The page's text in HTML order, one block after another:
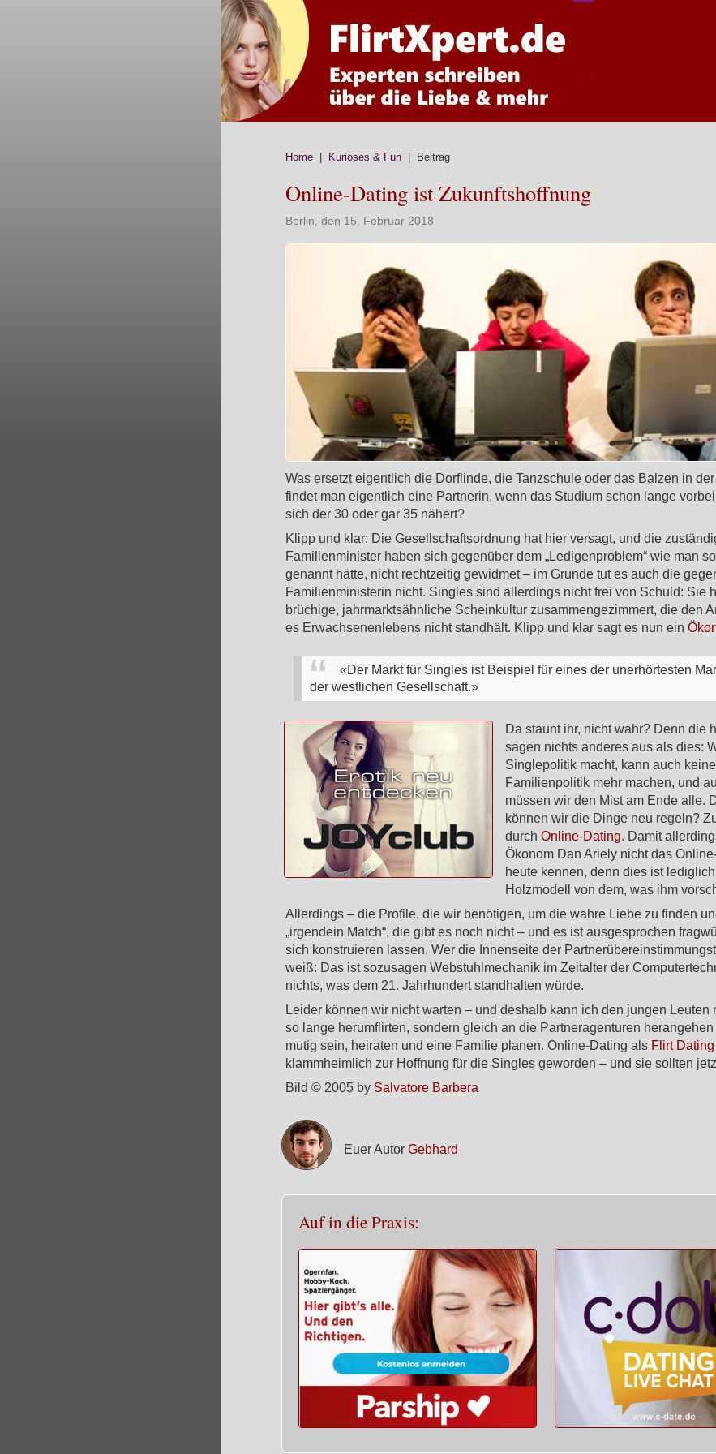
Home Kurioses & Fun | Beitrag
Online-Dating ist Zukunftshoffnung
Berlin, den 15. Februar 2018
Was ersetzt eigentlich die Dorflinde, die Tanzschule oder das Balzen in
findet man eigentlich eine Partnerin, wenn das Studium schon lange
sich der 30 oder gar 35 nähert?
Klipp und klar: Die Gesellschaftsordnung hat hier versagt, und die
Familienminister haben sich gegenüber dem „Ledigenproblem“ wie man
genannt hätte, nicht rechtzeitig gewidmet – im Grunde tut es auch die
Familienministerin nicht. Singles sind allerdings nicht frei von Schuld: Sie
brüchige, jahrmarktsähnliche Scheinkultur zusammengezimmert, die den
es Erwachsenenlebens nicht standhält. Klipp und klar sagt es nun ein
«Der Markt für Singles ist Beispiel für eines der unerhörtesten
der westlichen Gesellschaft.»
Da staunt ihr, nicht wahr? Denn die
sagen nichts anderes aus als dies:
Singlepolitik macht, kann auch
Familienpolitik mehr machen, und
müssen wir den Mist am Ende alle.
können wir die Dinge neu regeln?
durch Online-Dating. Damit
Ökonom Dan Ariely nicht das
heute kennen, denn dies ist
Holzmodell von dem, was ihm
Allerdings – die Profile, die wir benötigen, um die wahre Liebe zu finden
„irgendein Match“, die gibt es noch nicht – und es ist ausgesprochen
sich konstruieren lassen. Wer die Innenseite der
weiß: Das ist sozusagen Webstuhlmechanik im Zeitalter der
nichts, was dem 21. Jahrhundert standhalten würde.
Leider können wir nicht warten – und deshalb kann ich den jungen Leuten
so lange herumflirten, sondern gleich an die Partneragenturen
mutig sein, heiraten und eine Familie planen. Online-Dating als Flirt Dating
klammheimlich zur Hoffnung für die Singles geworden – und sie sollten
Bild © 2005 by Salvatore Barbera
Euer Autor Gebhard
Auf in die Praxis: